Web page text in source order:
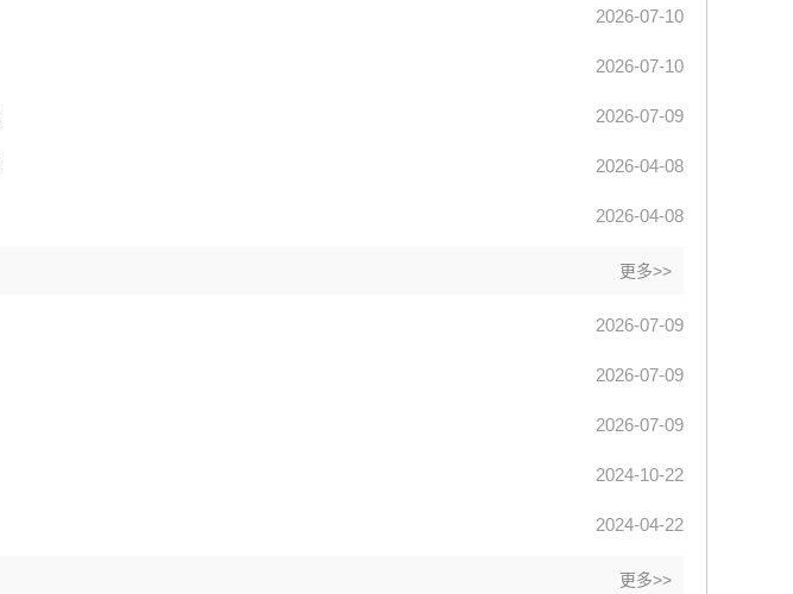
2026-07-10
2026-07-10
2026-07-09
2026-04-08
2026-04-08
更多>>
2026-07-09
2026-07-09
2026-07-09
2024-10-22
2024-04-22
更多>>